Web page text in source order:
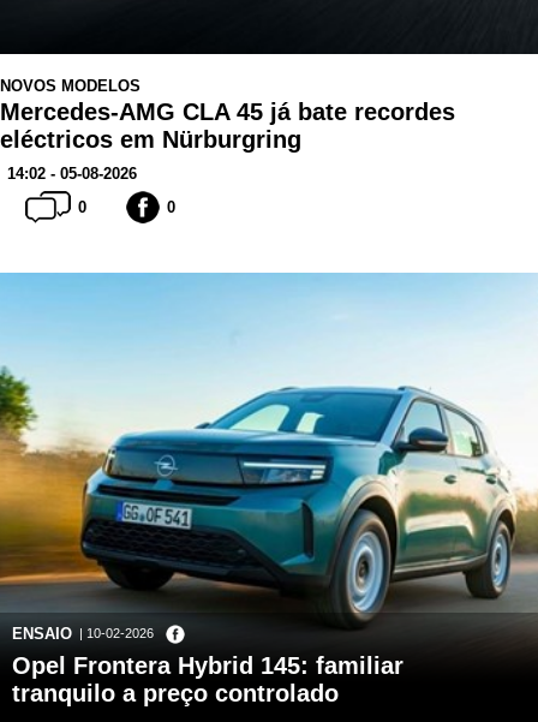
NOVOS MODELOS
Mercedes-AMG CLA 45 já bate recordes
eléctricos em Nürburgring
14:02 - 05-08-2026
0
0
ENSAIO | 10-02-2026
Opel Frontera Hybrid 145: familiar
tranquilo a preço controlado